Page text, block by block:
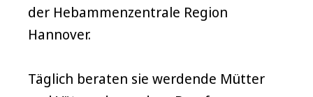
der Hebammenzentrale Region
Hannover.
Täglich beraten sie werdende Mütter